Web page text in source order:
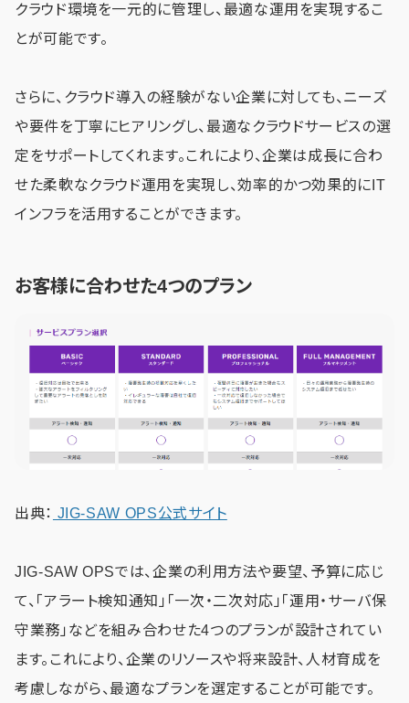
クラウド環境を一元的に管理し、最適な運用を実現するこ
とが可能です。
さらに、クラウド導入の経験がない企業に対しても、ニーズ
や要件を丁寧にヒアリングし、最適なクラウドサービスの選
定をサポートしてくれます。これにより、企業は成長に合わ
せた柔軟なクラウド運用を実現し、効率的かつ効果的にIT
インフラを活用することができます。
お客様に合わせた4つのプラン
出典： JIG-SAW OPS公式サイト
JIG-SAW OPSでは、企業の利用方法や要望、予算に応じ
て、「アラート検知通知」「一次・二次対応」「運用・サーバ保
守業務」などを組み合わせた4つのプランが設計されてい
ます。これにより、企業のリソースや将来設計、人材育成を
考慮しながら、最適なプランを選定することが可能です。